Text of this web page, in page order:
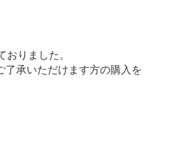
りました。
承いただけます方の購入を